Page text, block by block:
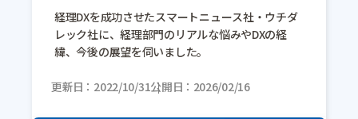
経理DXを成功させたスマートニュース社・ウチダ
レック社に、経理部門のリアルな悩みやDXの経
緯、今後の展望を伺いました。
更新日 2022/10/31公開日 2026/02/16